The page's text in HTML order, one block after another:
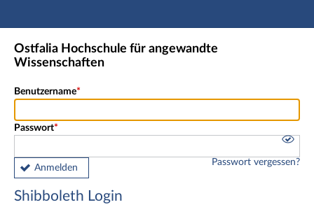
Hauptnavigation
Shibboleth Login
Ostfalia Hochschule für angewandte
Wissenschaften
Benutzername
Passwort
Anmelden
Passwort vergessen?
Shibboleth Login